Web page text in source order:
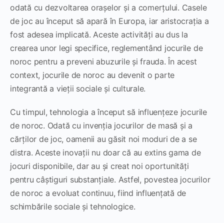
odată cu dezvoltarea orașelor și a comerțului. Casele
de joc au început să apară în Europa, iar aristocrația a
fost adesea implicată. Aceste activități au dus la
crearea unor legi specifice, reglementând jocurile de
noroc pentru a preveni abuzurile și frauda. În acest
context, jocurile de noroc au devenit o parte
integrantă a vieții sociale și culturale.
Cu timpul, tehnologia a început să influențeze jocurile
de noroc. Odată cu invenția jocurilor de masă și a
cărților de joc, oamenii au găsit noi moduri de a se
distra. Aceste inovații nu doar că au extins gama de
jocuri disponibile, dar au și creat noi oportunități
pentru câștiguri substanțiale. Astfel, povestea jocurilor
de noroc a evoluat continuu, fiind influențată de
schimbările sociale și tehnologice.